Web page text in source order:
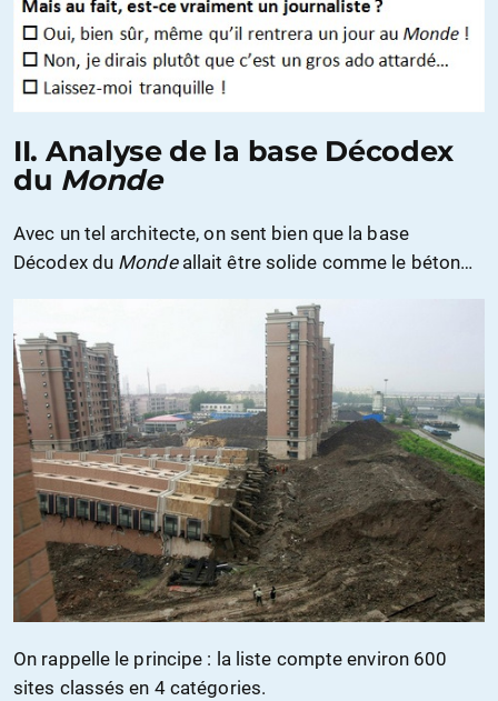
II. Analyse de la base Décodex
du Monde
Avec un tel architecte, on sent bien que la base
Décodex du Mondeallait être solide comme le béton…
On rappelle le principe : la liste compte environ 600
sites classés en 4 catégories.